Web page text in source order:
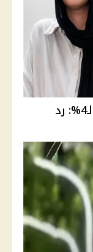
القصة الكاملة لأزمة ريم صاحبة الـ4%: رد